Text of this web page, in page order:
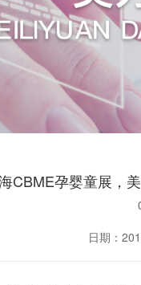
海CBME孕婴童展，
日期：